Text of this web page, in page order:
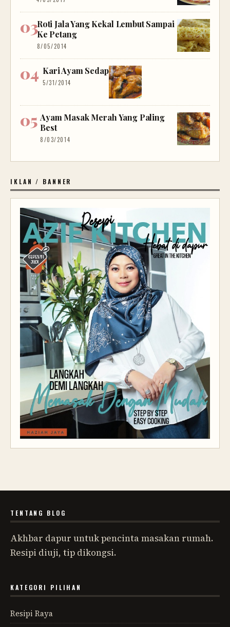
Roti Jala Yang Kekal Lembut Sampai
Ke Petang
8/05/2014
Kari Ayam Sedap
5/31/2014
Ayam Masak Merah Yang Paling
Best
8/03/2014
IKLAN / BANNER
TENTANG BLOG
Akhbar dapur untuk pencinta masakan rumah.
Resipi diuji, tip dikongsi.
KATEGORI PILIHAN
Resipi Raya